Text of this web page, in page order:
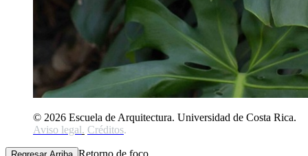
© 2026 Escuela de Arquitectura. Universidad de Costa Rica.
Aviso legal. Créditos.
Retorno de foco